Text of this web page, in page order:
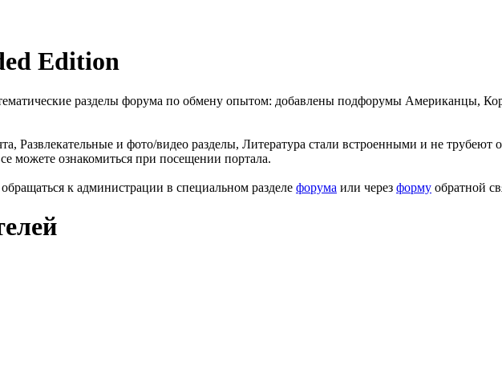
Edition
разделы форума по обмену опытом: добавлены подфорумы Американцы,
Развлекательные и фото/видео разделы, Литература стали встроенными и не трубеют
можете ознакомиться при посещении портала.
к администрации в специальном разделе форума или через форму обратной